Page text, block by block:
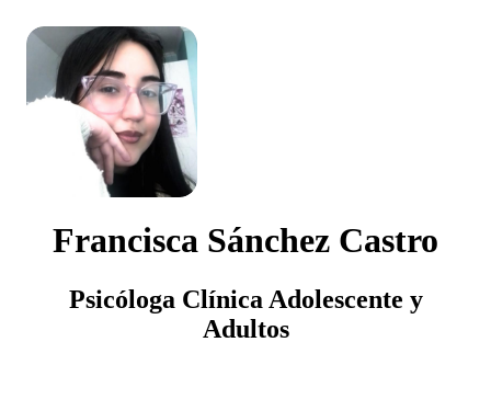
Francisca Sánchez Castro
Psicóloga Clínica Adolescente y
Adultos